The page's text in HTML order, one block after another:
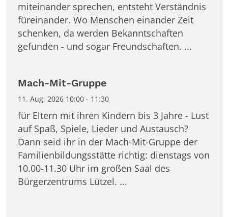
miteinander sprechen, entsteht Verständnis
füreinander. Wo Menschen einander Zeit
schenken, da werden Bekanntschaften
gefunden - und sogar Freundschaften. ...
Mach-Mit-Gruppe
11. Aug. 2026 10:00 - 11:30
für Eltern mit ihren Kindern bis 3 Jahre - Lust
auf Spaß, Spiele, Lieder und Austausch?
Dann seid ihr in der Mach-Mit-Gruppe der
Familienbildungsstätte richtig: dienstags von
10.00-11.30 Uhr im großen Saal des
Bürgerzentrums Lützel. ...